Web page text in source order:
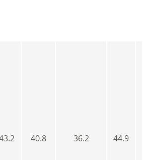
40.8 36.2 44.9